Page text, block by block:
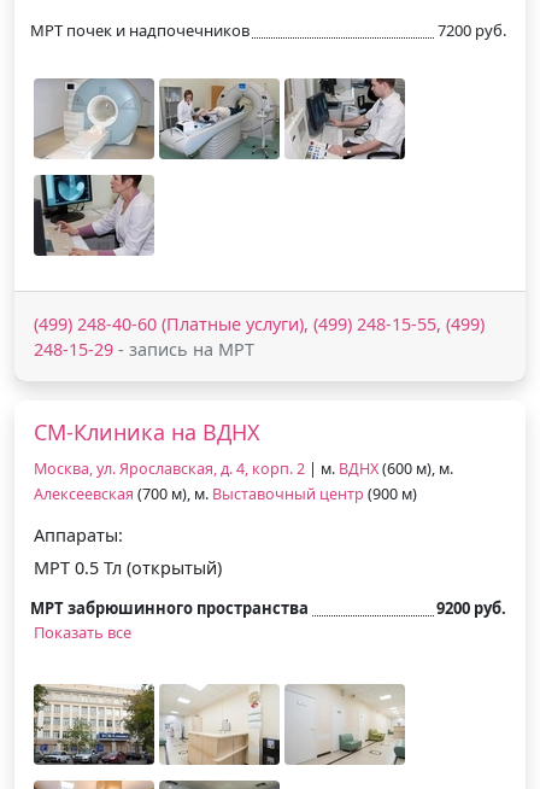
МРТ почек и надпочечников 7200 руб.
(499) 248-40-60 (Платные услуги), (499) 248-15-55, (499)
248-15-29 - запись на МРТ
СМ-Клиника на ВДНХ
Москва, ул. Ярославская, д. 4, корп. 2 | м. ВДНХ(600 м), м.
Алексеевская (700 м), м. Выставочный центр (900 м)
Аппараты:
МРТ 0.5 Тл (открытый)
МРТ забрюшинного пространства
9200 руб.
Показать все